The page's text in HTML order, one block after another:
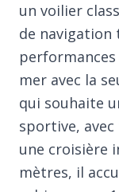
un voilier
de
mer avec la
qui souhaite
sportive,
une croisière
mètres, il